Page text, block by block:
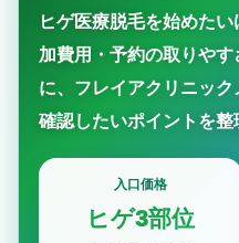
ヒゲ医療脱毛を始めた
加費用・予約の取りや
に、フレイアクリニッ
確認したいポイントを整
入口価格
ヒゲ3部位